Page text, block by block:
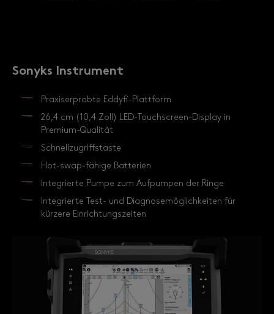
Sonyks Instrument
Praxiserprobte Eddyfi-Plattform
26,4 cm (10,4 Zoll) LED-Touchscreen-Display in
Premium-Qualität
Schnellzugriffstaste
Hot-swap-fähige Batterien
Integrierte Pumpe zum Aufpumpen der Ringe
Integrierte Test- und Diagnosemöglichkeiten für
kürzere Einrichtungszeiten